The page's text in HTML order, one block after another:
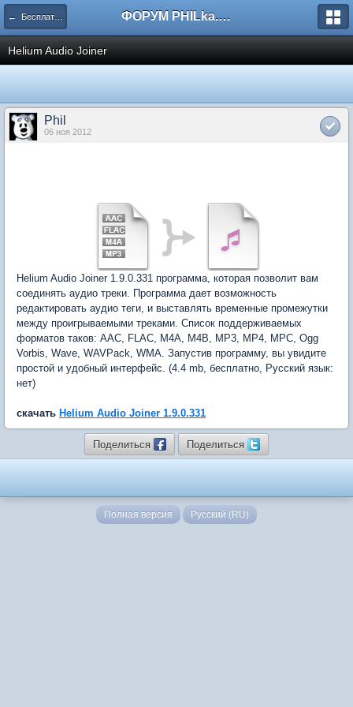
← Бесплатные программы ФОРУМ PHILka.RU
Helium Audio Joiner
Phil
06 ноя 2012
Helium Audio Joiner 1.9.0.331 программа, которая позволит вам
соединять аудио треки. Программа дает возможность
редактировать аудио теги, и выставлять временные промежутки
между проигрываемыми треками. Список поддерживаемых
форматов таков: AAC, FLAC, M4A, M4B, MP3, MP4, MPC, Ogg
Vorbis, Wave, WAVPack, WMA. Запустив программу, вы увидите
простой и удобный интерфейс. (4.4 mb, бесплатно, Русский язык:
нет)
скачать Helium Audio Joiner 1.9.0.331
Поделиться Поделиться
Полная версия Русский (RU)